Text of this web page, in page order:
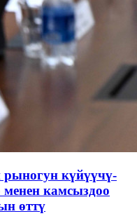
күйүүчү-
камсыздоо
өттү